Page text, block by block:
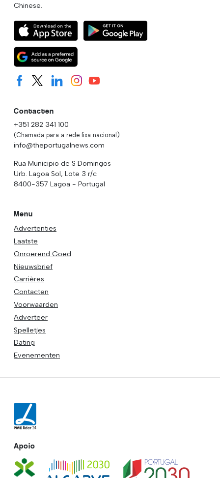
Chinese.
Contacten
+351 282 341 100
(Chamada para a rede fixa nacional)
info@theportugalnews.com
Rua Municipio de S Domingos
Urb. Lagoa Sol, Lote 3 r/c
8400-357 Lagoa - Portugal
Menu
Advertenties
Laatste
Onroerend Goed
Nieuwsbrief
Carrières
Contacten
Voorwaarden
Adverteer
Spelletjes
Dating
Evenementen
Apoio